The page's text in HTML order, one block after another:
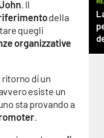
. Il
della
quegli
organizzative
di un
esiste un
sta provando a
.